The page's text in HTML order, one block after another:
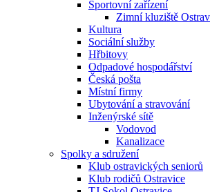
Sportovní zařízení
Zimní kluziště
Kultura
Sociální služby
Hřbitovy
Odpadové hospodářství
Česká pošta
Místní firmy
Ubytování a stravování
Inženýrské sítě
Vodovod
Kanalizace
Spolky a sdružení
Klub ostravických seniorů
Klub rodičů Ostravice